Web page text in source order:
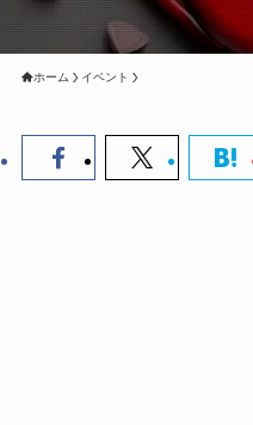
ホーム イベント